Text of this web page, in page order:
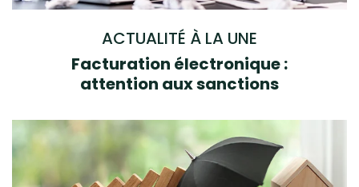
ACTUALITÉ À LA UNE
Facturation électronique :
attention aux sanctions